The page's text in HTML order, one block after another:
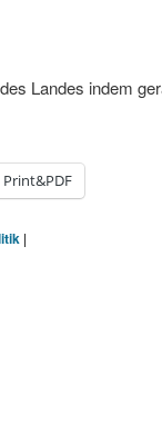
Landes indem
Print&PDF
|